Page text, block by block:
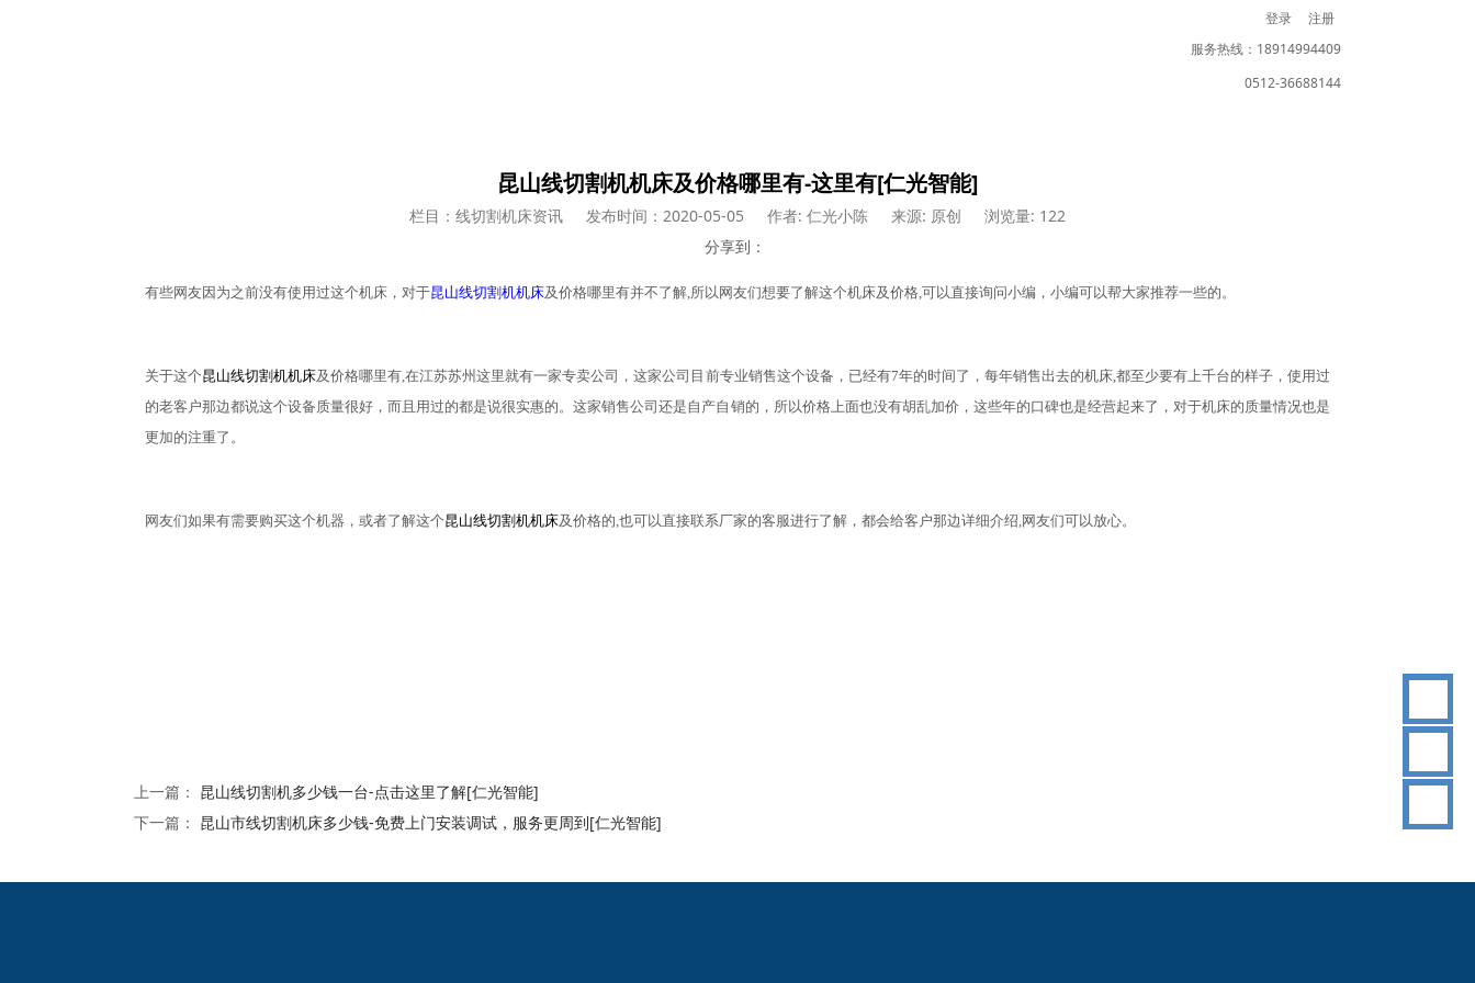
登录
注册
服务热线：18914994409
0512-36688144
昆山线切割机机床及价格哪里有-这里有[仁光智能]
栏目：线切割机床资讯 发布时间：2020-05-05 作者: 仁光小陈 来源: 原创
浏览量: 122
分享到：
有些网友因为之前没有使用过这个机床，对于昆山线切割机机床及价格哪里有并不了解,所以网友们想要了解这个机床及价格,可以直接询问小编，小编可以帮大家推荐一些的。
关于这个昆山线切割机机床及价格哪里有,在江苏苏州这里就有一家专卖公司，这家公司目前专业销售这个设备，已经有7年的时间了，每年销售出去的机床,都至少要有上千台的样子，使用过
的老客户那边都说这个设备质量很好，而且用过的都是说很实惠的。这家销售公司还是自产自销的，所以价格上面也没有胡乱加价，这些年的口碑也是经营起来了，对于机床的质量情况也是
更加的注重了。
网友们如果有需要购买这个机器，或者了解这个昆山线切割机机床及价格的,也可以直接联系厂家的客服进行了解，都会给客户那边详细介绍,网友们可以放心。
上一篇： 昆山线切割机多少钱一台-点击这里了解[仁光智能]
下一篇： 昆山市线切割机床多少钱-免费上门安装调试，服务更周到[仁光智能]